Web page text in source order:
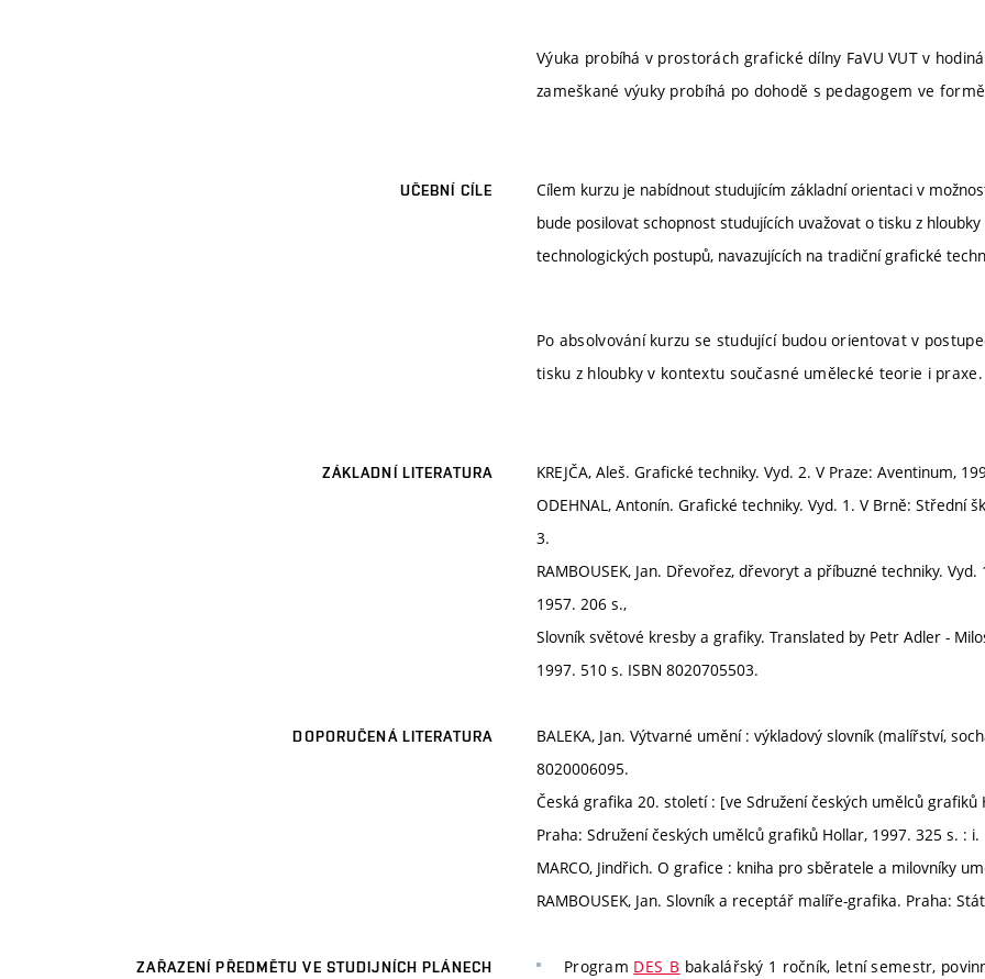
Výuka probíhá v prostorách grafické dílny FaVU VUT v
zameškané výuky probíhá po dohodě s pedagogem ve
UČEBNÍ CÍLE
Cílem kurzu je nabídnout studujícím základní orientaci v
bude posilovat schopnost studujících uvažovat o tisku z
technologických postupů, navazujících na tradiční grafické
Po absolvování kurzu se studující budou orientovat v
tisku z hloubky v kontextu současné umělecké teorie i praxe.
ZÁKLADNÍ LITERATURA
KREJČA, Aleš. Grafické techniky. Vyd. 2. V Praze: Aventinum,
ODEHNAL, Antonín. Grafické techniky. Vyd. 1. V Brně: Střední
3.
RAMBOUSEK, Jan. Dřevořez, dřevoryt a příbuzné techniky.
1957. 206 s.,
Slovník světové kresby a grafiky. Translated by Petr Adler -
1997. 510 s. ISBN 8020705503.
DOPORUČENÁ LITERATURA
BALEKA, Jan. Výtvarné umění : výkladový slovník (malířství,
8020006095.
Česká grafika 20. století : [ve Sdružení českých umělců
Praha: Sdružení českých umělců grafiků Hollar, 1997. 325 s. : i.
MARCO, Jindřich. O grafice : kniha pro sběratele a milovníky
RAMBOUSEK, Jan. Slovník a receptář malíře-grafika. Praha:
ZAŘAZENÍ PŘEDMĚTU VE STUDIJNÍCH PLÁNECH Program DES_B bakalářský 1 ročník, letní semestr,